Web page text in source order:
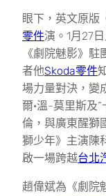
眼下，英文原版
零件演。1月27
《劇院魅影》駐
者他Skoda零件
場力量對決，變
爾·溫-莫里斯及“
倫，與廣東醒獅
獅少年》主演陳
啟一場跨越台北
趙偉斌為《劇院